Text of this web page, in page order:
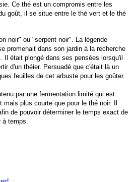
Ce thé est un compromis entre les
goût, il se situe entre le thé vert et le thé
noir" ou "serpent noir". La légende
promenait dans son jardin à la recherche
Il était plongé dans ses pensées lorsqu'il
d'un théier. Persuadé que c'était là un
feuilles de cet arbuste pour les goûter.
par une fermentation limité qui est
plus courte que pour le thé noir. Il
de pouvoir déterminer le temps exact de
à temps.